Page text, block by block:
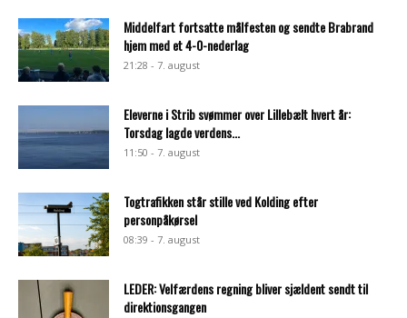
Middelfart fortsatte målfesten og sendte Brabrand
hjem med et 4-0-nederlag
21:28 - 7. august
Eleverne i Strib svømmer over Lillebælt hvert år:
Torsdag lagde verdens...
11:50 - 7. august
Togtrafikken står stille ved Kolding efter
personpåkørsel
08:39 - 7. august
LEDER: Velfærdens regning bliver sjældent sendt til
direktionsgangen